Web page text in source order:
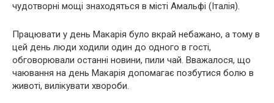
чудотворні мощі знаходяться в місті Амальфі (Італія).
Працювати у день Макарія було вкрай небажано, а тому в
цей день люди ходили один до одного в гості,
обговорювали останні новини, пили чай. Вважалося, що
чаювання на день Макарія допомагає позбутися бoлю в
животі, вилікувати хвороби.